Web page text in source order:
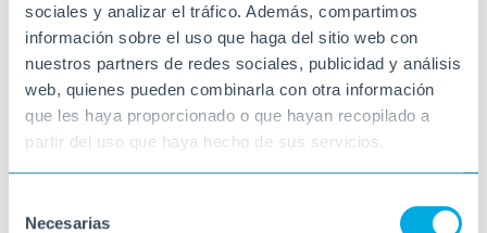
sociales y analizar el tráfico. Además, compartimos
información sobre el uso que haga del sitio web con
nuestros partners de redes sociales, publicidad y análisis
web, quienes pueden combinarla con otra información
que les haya proporcionado o que hayan recopilado a
partir del uso que haya hecho de sus servicios.
Necesarias